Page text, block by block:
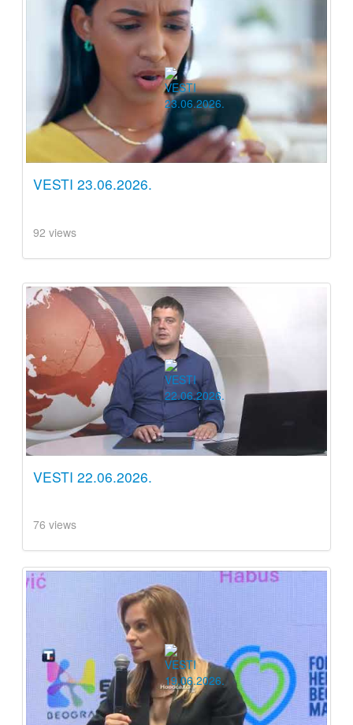
VESTI 23.06.2026.
92 views
VESTI 22.06.2026.
76 views